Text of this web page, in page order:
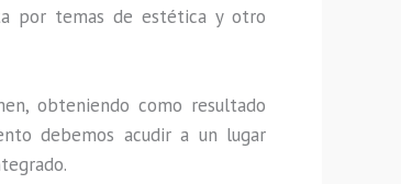
por temas de estética y otro
obteniendo como resultado
debemos acudir a un lugar